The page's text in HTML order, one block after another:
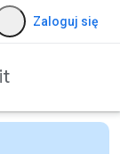
Zaloguj się